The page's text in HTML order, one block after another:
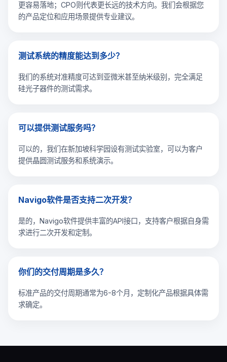
更容易落地；CPO则代表更长远的技术方向。我们会根据您
的产品定位和应用场景提供专业建议。
测试系统的精度能达到多少？
我们的系统对准精度可达到亚微米甚至纳米级别，完全满足
硅光子器件的测试需求。
可以提供测试服务吗？
可以的，我们在新加坡科学园设有测试实验室，可以为客户
提供晶圆测试服务和系统演示。
Navigo软件是否支持二次开发？
是的，Navigo软件提供丰富的API接口，支持客户根据自身需
求进行二次开发和定制。
你们的交付周期是多久？
标准产品的交付周期通常为6-8个月，定制化产品根据具体需
求确定。